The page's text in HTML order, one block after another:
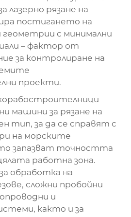
рязане на
постигането на
геометрии с минимални
– фактор от
за контролиране на
проекти.
машини за рязане на
тип, за да се справят с
на морските
запазват точността
работна зона.
обработка на
сложни пробойни
и
както и за